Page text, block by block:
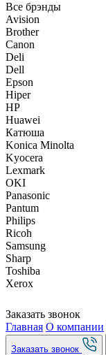
Все брэнды
Avision
Brother
Canon
Deli
Dell
Epson
Hiper
HP
Huawei
Катюша
Konica Minolta
Kyocera
Lexmark
OKI
Panasonic
Pantum
Philips
Ricoh
Samsung
Sharp
Toshiba
Xerox
Заказать звонок
Главная О компании
Заказать звонок